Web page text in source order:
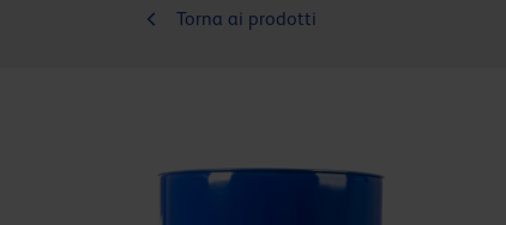
Torna ai prodotti